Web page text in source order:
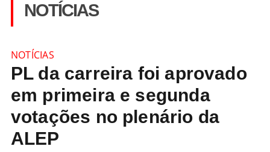
NOTÍCIAS
NOTÍCIAS
PL da carreira foi aprovado
em primeira e segunda
votações no plenário da
ALEP